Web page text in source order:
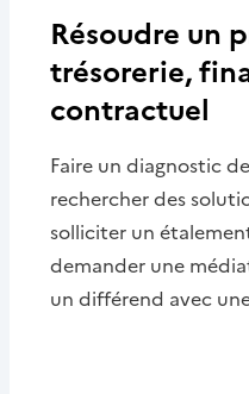
Résoudre un
trésorerie,
contractuel
Faire un diagnostic
rechercher des
solliciter un
demander une
un différend avec